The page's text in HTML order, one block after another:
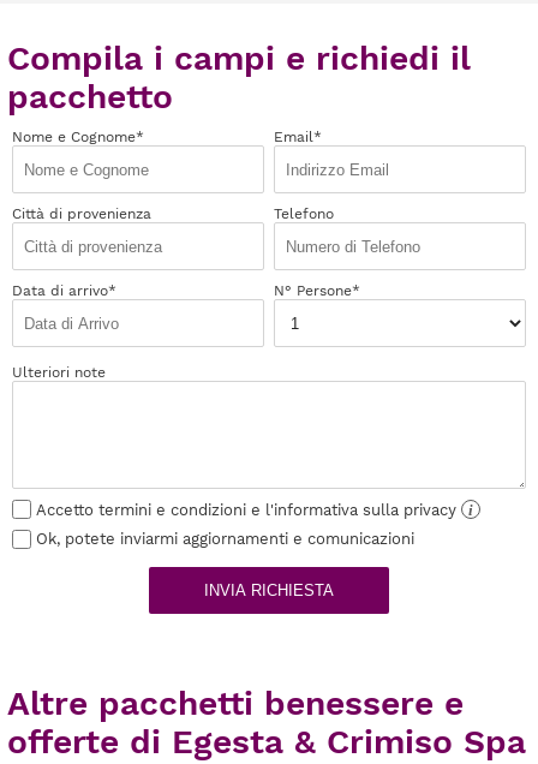
Compila i campi e richiedi il
pacchetto
Nome e Cognome* Email*
Città di provenienza Telefono
Data di arrivo* N° Persone*
Ulteriori note
Accetto termini e condizioni e l'informativa sulla privacy
i
Ok, potete inviarmi aggiornamenti e comunicazioni
INVIA RICHIESTA
Altre pacchetti benessere e
offerte di Egesta & Crimiso Spa